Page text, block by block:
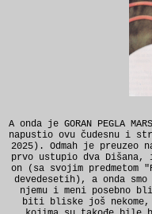
A onda je GORAN PEGLA
napustio ovu čudesnu i
2025). Odmah je preuzeo
prvo ustupio dva
on (sa svojim predmetom
devedesetih), a onda
njemu i meni posebno
biti bliske još